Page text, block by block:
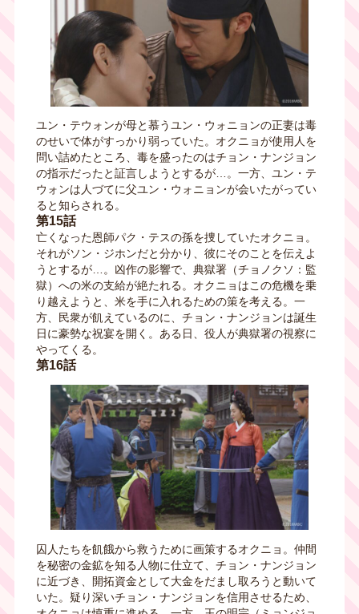
ユン・テウォンが母と慕うユン・ウォニョンの正妻は毒
のせいで体がすっかり弱っていた。オクニョが使用人を
問い詰めたところ、毒を盛ったのはチョン・ナンジョン
の指示だったと証言しようとするが…。一方、ユン・テ
ウォンは人づてに父ユン・ウォニョンが会いたがってい
ると知らされる。
第15話
亡くなった恩師パク・テスの孫を捜していたオクニョ。
それがソン・ジホンだと分かり、彼にそのことを伝えよ
うとするが…。凶作の影響で、典獄署（チョノクソ：監
獄）への米の支給が絶たれる。オクニョはこの危機を乗
り越えようと、米を手に入れるための策を考える。一
方、民衆が飢えているのに、チョン・ナンジョンは誕生
日に豪勢な祝宴を開く。ある日、役人が典獄署の視察に
やってくる。
第16話
囚人たちを飢餓から救うために画策するオクニョ。仲間
を秘密の金鉱を知る人物に仕立て、チョン・ナンジョン
に近づき、開拓資金として大金をだまし取ろうと動いて
いた。疑り深いチョン・ナンジョンを信用させるため、